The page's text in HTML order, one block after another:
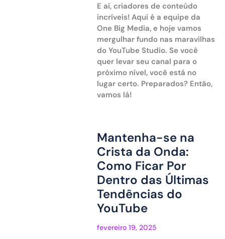
E aí, criadores de conteúdo
incríveis! Aqui é a equipe da
One Big Media, e hoje vamos
mergulhar fundo nas maravilhas
do YouTube Studio. Se você
quer levar seu canal para o
próximo nível, você está no
lugar certo. Preparados? Então,
vamos lá!
Mantenha-se na
Crista da Onda:
Como Ficar Por
Dentro das Últimas
Tendências do
YouTube
fevereiro 19, 2025